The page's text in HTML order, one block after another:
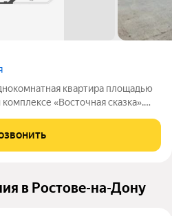
квартира площадью
«Восточная сказка».
который уже построен и готов к
в Ростове-на-Дону